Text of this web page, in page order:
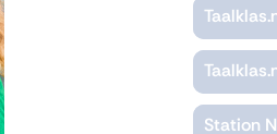
Station